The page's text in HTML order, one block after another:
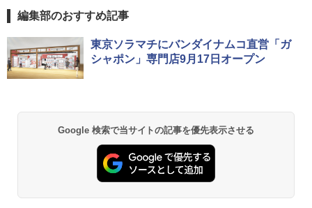
D40 地球の歩き方 チェンマイ タイ北部の魅
力的な町 2026～2027 地球の歩き方D アジア
A09 地球の歩き方 イタリア 2026～2027 地
球の歩き方A ヨーロッパ
￥2,479
[キャンパーズコレクション 山善] ポップアッ
プテント 傘みたいに広げて畳める パッとサ
ッとサンシェード キューブ フルクローズ メ
￥6,832
PYKES PEAK (パイクスピーク) 着替えテン
ト プライバシー テント 【中が透けない】 1
人用 折りたたみ 防災グッズ 災害用トイレ ビ
易 トイレテント (オリーブ)
BUNDOK(バンドック)ソロ ドーム 1 EX BDK
-08EX カーキ ソロキャンプ ポリエステル フ
レーム テント
GRANDOOR ステンレス保冷剤 2個セット 2
コンパクト 保冷力長持ち
￥2,980
編集部のおすすめ記事
東京ソラマチにバンダイナムコ直営「ガ
シャポン」専門店9月17日オープン
Google 検索で当サイトの記事を優先表示させる